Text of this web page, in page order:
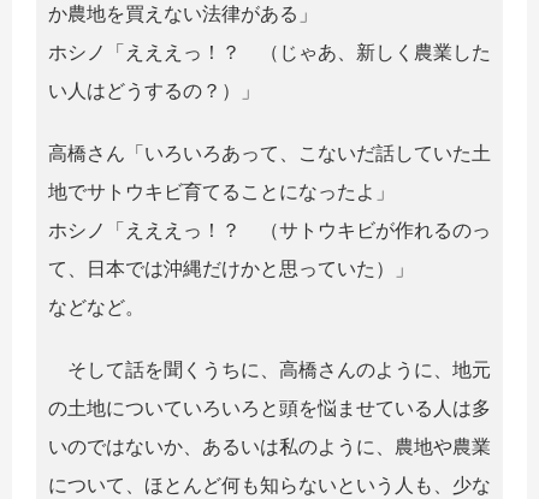
か農地を買えない法律がある」
ホシノ「えええっ！？ （じゃあ、新しく農業した
い人はどうするの？）」
高橋さん「いろいろあって、こないだ話していた土
地でサトウキビ育てることになったよ」
ホシノ「えええっ！？ （サトウキビが作れるのっ
て、日本では沖縄だけかと思っていた）」
などなど。
そして話を聞くうちに、高橋さんのように、地元
の土地についていろいろと頭を悩ませている人は多
いのではないか、あるいは私のように、農地や農業
について、ほとんど何も知らないという人も、少な